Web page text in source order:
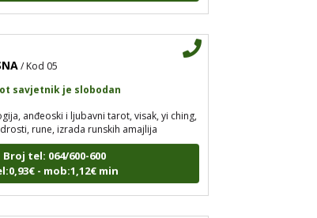
anđeoski i ljubavni tarot, visak, yi ching,
rune, izrada runskih amajlija
Broj tel: 064/600-600
- mob:1,12€ min